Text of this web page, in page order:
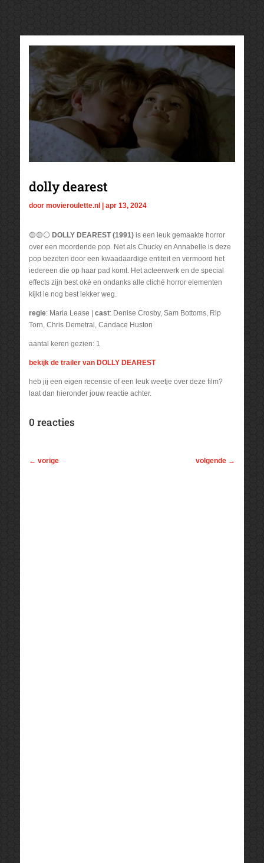
dolly dearest
door movieroulette.nl apr 13, 2024
🟡🟡⚪ DOLLY DEAREST (1991) is een leuk gemaakte horror
over een moordende pop. Net als Chucky en Annabelle is deze
pop bezeten door een kwaadaardige entiteit en vermoord het
iedereen die op haar pad komt. Het acteerwerk en de special
effects zijn best oké en ondanks alle cliché horror elementen
kijkt ie nog best lekker weg.
regie: Maria Lease | cast: Denise Crosby, Sam Bottoms, Rip
Torn, Chris Demetral, Candace Huston
aantal keren gezien: 1
bekijk de trailer van DOLLY DEAREST
heb jij een eigen recensie of een leuk weetje over deze film?
laat dan hieronder jouw reactie achter.
0 reacties
← vorige volgende →